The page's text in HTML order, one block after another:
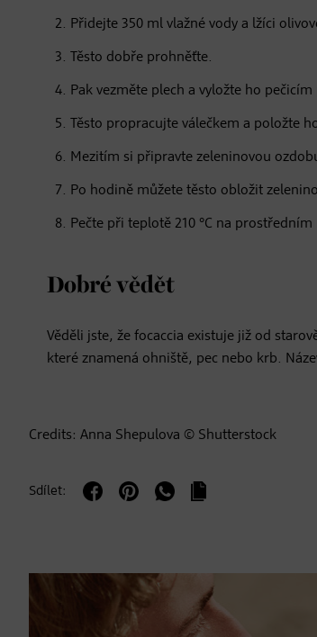
Přidejte 350 ml vlažné vody a lžíci
Těsto dobře prohněťte.
Pak vezměte plech a vyložte ho
Těsto propracujte válečkem a položte
Mezitím si připravte zeleninovou
Po hodině můžete těsto obložit
Pečte při teplotě 210 °C na
Dobré vědět
Věděli jste, že focaccia existuje již od
které znamená ohniště, pec nebo krb.
Credits: Anna Shepulova © Shutterstock
Sdílet: